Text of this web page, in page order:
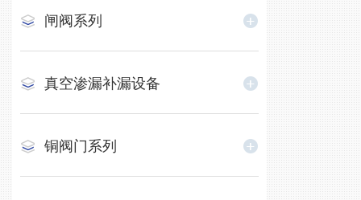
闸阀系列
真空渗漏补漏设备
铜阀门系列